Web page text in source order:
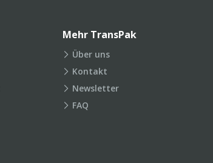
Mehr TransPak
Über uns
Kontakt
Newsletter
FAQ